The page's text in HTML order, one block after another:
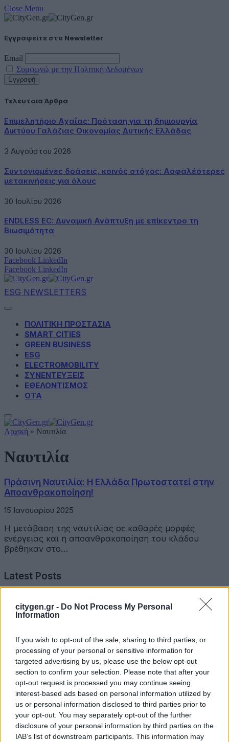
citygen.gr - Do Not Process My Personal
Information
If you wish to opt-out of the sale, sharing to third parties, or
processing of your personal or sensitive information for
targeted advertising by us, please use the below opt-out
section to confirm your selection. Please note that after your
opt-out request is processed you may continue seeing
interest-based ads based on personal information utilized by
us or personal information disclosed to third parties prior to
your opt-out. You may separately opt-out of the further
disclosure of your personal information by third parties on the
IAB’s list of downstream participants. This information may
Close Menu
Εγγραφείτε στο Newsletter
Email
Συμφωνώ με την Πολιτική Δεδομένων
Τελευταία Άρθρα
Επιμελητήριο Αχαΐας: Πρόταση για τη δημιουργία
Δικτύου Γαλάζιας Οικονομίας Δυτικής Ελλάδας
3 Αυγούστου 2026
Συντονισμένες δράσεις, κοινός στόχος: Ασφαλέστερες
μετακινήσεις για όλους
30 Ιουλίου 2026
ENDLESS EC: Δυναμική Ανάπτυξη με επίκεντρο τη
Βιωσιμότητα
30 Ιουλίου 2026
Facebook LinkedIn
Facebook LinkedIn
ESG NEWSLETTERS
ΠΟΛΙΤΙΚΗ ΠΡΟΣΤΑΣΙΑ
SMART CITIES
GREEN BUSINESS
ESG
ELECTROMOBILITY
ΣΥΝΕΝΤΕΥΞΕΙΣ
ΕΘΕΛΟΝΤΙΣΜΟΣ
ΟΤΑ
Αρχική » Ναυτιλία
Ναυτιλία
Πράσινη Ναυτιλία: Η Ελλάδα Πρωτοστατεί στην
Αποανθρακοποίηση!
15 Ιανουαρίου 2025
Η μετάβαση της ναυτιλίας σε καθαρές μορφές
ενέργειας και η αποανθρακοποίηση του κλάδου
βρέθηκαν στο…
Latest Posts
Επιμελητήριο Αχαΐας: Πρόταση για τη δημιουργία
Δικτύου Γαλάζιας Οικονομίας Δυτικής Ελλάδας
Συντονισμένες δράσεις, κοινός στόχος: Ασφαλέστερες
μετακινήσεις για όλους
30 Ιουλίου 2026
ENDLESS EC: Δυναμική Ανάπτυξη με επίκεντρο τη
Βιωσιμότητα
30 Ιουλίου 2026